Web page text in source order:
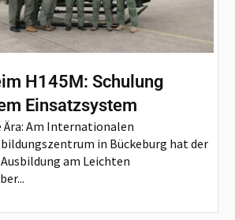
H145M: Schulung
Einsatzsystem
Ära: Am Internationalen
in Bückeburg hat der
am Leichten